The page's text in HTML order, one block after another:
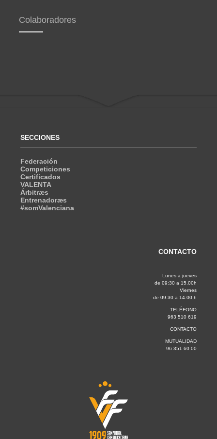
Colaboradores
SECCIONES
Federación
Competiciones
Certificados
VALENTA
Árbitræs
Entrenadoræs
#somValenciana
CONTACTO
Lunes a jueves
de 09:30 a 15.00h
Viernes
de 09:30 a 14.00 h
TELÉFONO
963 510 619
CONTACTO
MUTUALIDAD
96 351 60 00